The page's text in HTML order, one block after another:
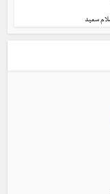
سعيد